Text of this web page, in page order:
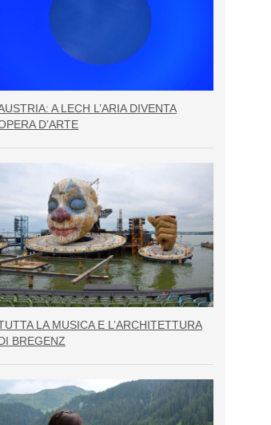
A LECH L’ARIA DIVENTA
D’ARTE
LA MUSICA E L’ARCHITETTURA
BREGENZ